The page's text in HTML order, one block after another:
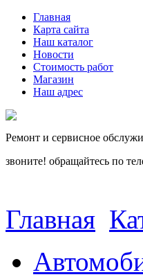
Главная
Карта сайта
Наш каталог
Новости
Стоимость работ
Магазин
Наш адрес
Ремонт и сервисное
звоните! обращайтесь по
Главная